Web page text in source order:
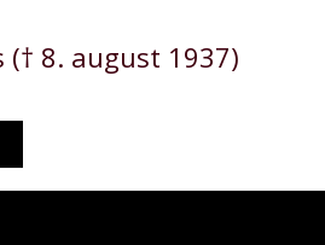
(† 8. august 1937)